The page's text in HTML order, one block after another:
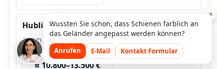
Hublift · außen
1,2 m Hub, Fundament
≈ 10.800–13.500 €
×
Wussten Sie schon, dass Schienen farblich an
das Geländer angepasst werden können?
Anrufen E-Mail Kontakt Formular